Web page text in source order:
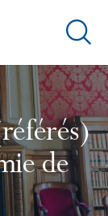
Ouvrir
de
de